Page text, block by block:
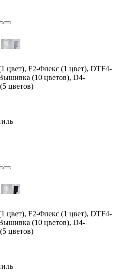
цвет), F2-Флекс (1 цвет), DTF4-
(10 цветов), D4-
цветов)
цвет), F2-Флекс (1 цвет), DTF4-
(10 цветов), D4-
цветов)